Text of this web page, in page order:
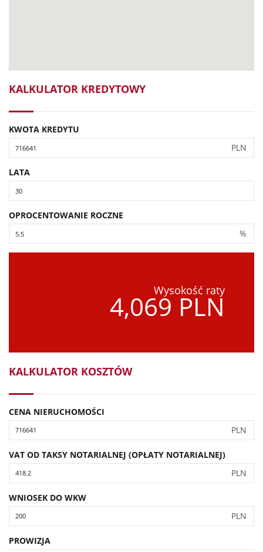
KALKULATOR KREDYTOWY
KWOTA KREDYTU
PLN
LATA
OPROCENTOWANIE ROCZNE
%
Wysokość raty
4,069 PLN
KALKULATOR KOSZTÓW
CENA NIERUCHOMOŚCI
PLN
VAT OD TAKSY NOTARIALNEJ (OPŁATY NOTARIALNEJ)
PLN
WNIOSEK DO WKW
PLN
PROWIZJA